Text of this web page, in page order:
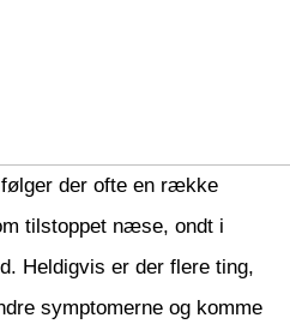
der ofte en række
tilstoppet næse, ondt i
Heldigvis er der flere ting,
symptomerne og komme